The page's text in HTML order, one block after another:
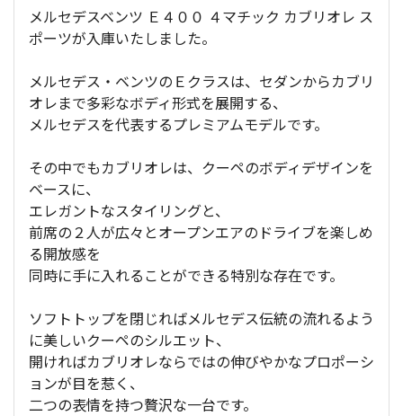
メルセデスベンツ Ｅ４００ ４マチック カブリオレ ス
ポーツが入庫いたしました。
メルセデス・ベンツのＥクラスは、セダンからカブリ
オレまで多彩なボディ形式を展開する、
メルセデスを代表するプレミアムモデルです。
その中でもカブリオレは、クーペのボディデザインを
ベースに、
エレガントなスタイリングと、
前席の２人が広々とオープンエアのドライブを楽しめ
る開放感を
同時に手に入れることができる特別な存在です。
ソフトトップを閉じればメルセデス伝統の流れるよう
に美しいクーペのシルエット、
開ければカブリオレならではの伸びやかなプロポーシ
ョンが目を惹く、
二つの表情を持つ贅沢な一台です。